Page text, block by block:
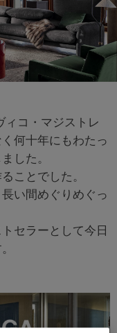
ィコ・マジストレ
何十年にもわたっ
した。
ことでした。
い間めぐりめぐっ
セラーとして今日